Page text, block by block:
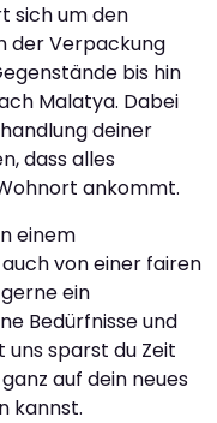
sich um den
der Verpackung
bis hin
Malatya. Dabei
deiner
dass alles
ankommt.
einem
von einer fairen
ein
Bedürfnisse und
uns sparst du Zeit
auf dein neues
kannst.